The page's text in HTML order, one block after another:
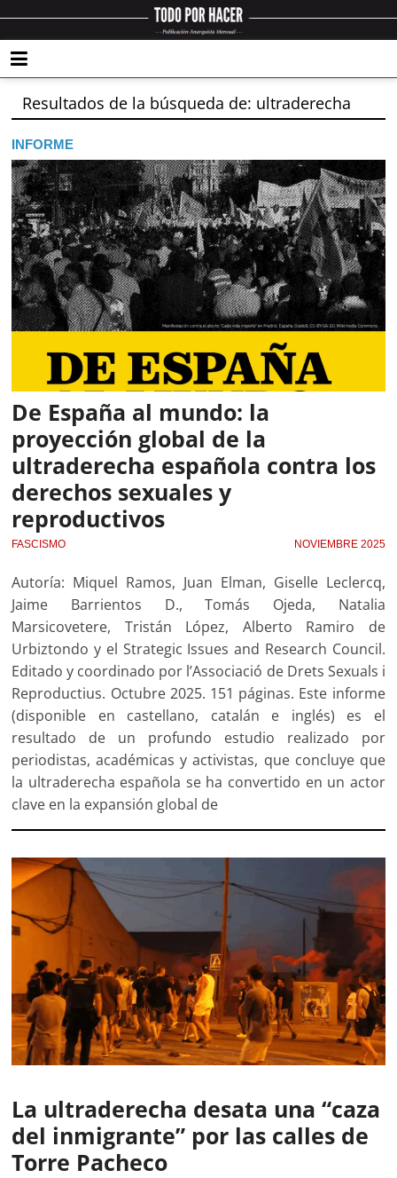
Resultados de la búsqueda de: ultraderecha
INFORME
De España al mundo: la
proyección global de la
ultraderecha española contra los
derechos sexuales y
reproductivos
FASCISMO NOVIEMBRE 2025
Autoría: Miquel Ramos, Juan Elman, Giselle Leclercq,
Jaime Barrientos D., Tomás Ojeda, Natalia
Marsicovetere, Tristán López, Alberto Ramiro de
Urbiztondo y el Strategic Issues and Research Council.
Editado y coordinado por l’Associació de Drets Sexuals i
Reproductius. Octubre 2025. 151 páginas. Este informe
(disponible en castellano, catalán e inglés) es el
resultado de un profundo estudio realizado por
periodistas, académicas y activistas, que concluye que
la ultraderecha española se ha convertido en un actor
clave en la expansión global de
La ultraderecha desata una “caza
del inmigrante” por las calles de
Torre Pacheco